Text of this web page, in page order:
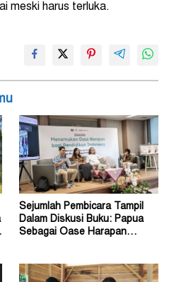
meski harus terluka.
Sejumlah Pembicara Tampil
Dalam Diskusi Buku: Papua
Sebagai Oase Harapan